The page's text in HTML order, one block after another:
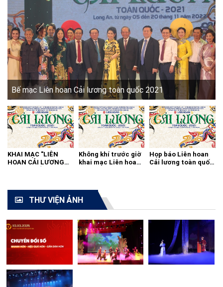
Bế mạc Liên hoan Cải lương toàn quốc 2021
KHAI MẠC "LIÊN
HOAN CẢI LƯƠNG
Không khí trước giờ
khai mạc Liên hoan
Họp báo Liên hoan
Cải lương toàn quốc
THƯ VIỆN ẢNH